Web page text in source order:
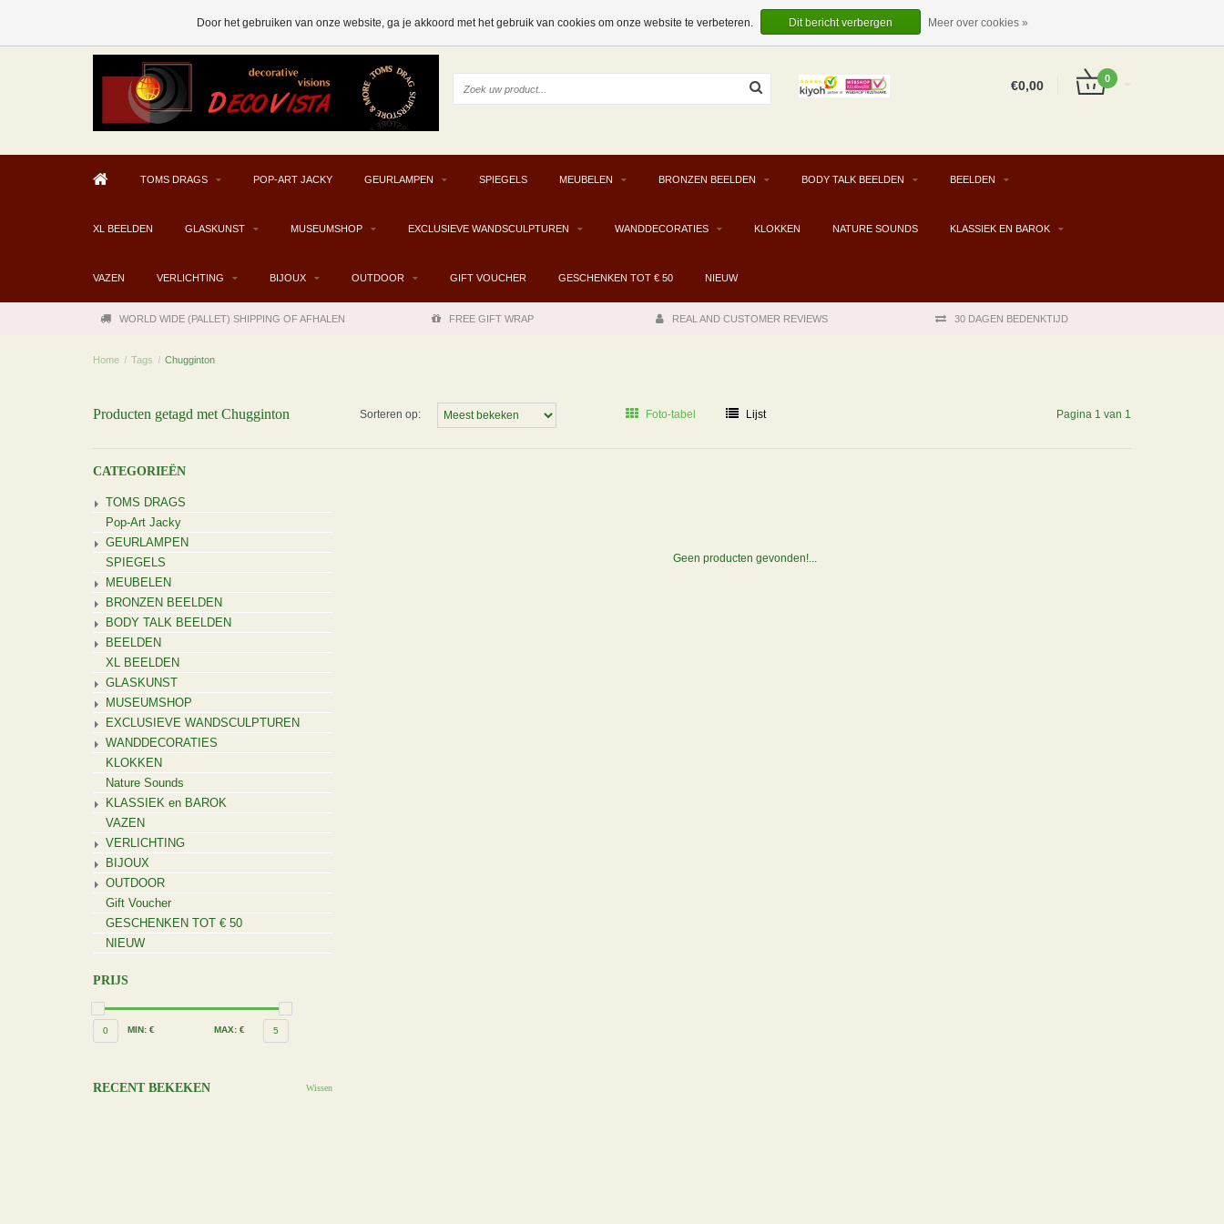
INLOGGEN
EUR
€0,00 0
TOMS DRAGS POP-ART JACKY GEURLAMPEN SPIEGELS MEUBELEN BRONZEN BEELDEN BODY TALK BEELDEN BEELDEN
XL BEELDEN GLASKUNST MUSEUMSHOP EXCLUSIEVE WANDSCULPTUREN WANDDECORATIES KLOKKEN NATURE SOUNDS KLASSIEK EN BAROK
VAZEN VERLICHTING BIJOUX OUTDOOR GIFT VOUCHER GESCHENKEN TOT € 50 NIEUW
WORLD WIDE (PALLET) SHIPPING OF AFHALEN FREE GIFT WRAP REAL AND CUSTOMER REVIEWS 30 DAGEN BEDENKTIJD
Home / Tags / Chugginton
Producten getagd met Chugginton Sorteren op: Foto-tabel Lijst Pagina 1 van 1
CATEGORIEËN
TOMS DRAGS
Pop-Art Jacky
GEURLAMPEN
SPIEGELS
MEUBELEN
BRONZEN BEELDEN
BODY TALK BEELDEN
BEELDEN
XL BEELDEN
GLASKUNST
MUSEUMSHOP
EXCLUSIEVE WANDSCULPTUREN
WANDDECORATIES
KLOKKEN
Nature Sounds
KLASSIEK en BAROK
VAZEN
VERLICHTING
BIJOUX
OUTDOOR
Gift Voucher
GESCHENKEN TOT € 50
NIEUW
PRIJS
0 MIN: € MAX: € 5
RECENT BEKEKEN Wissen
Geen producten gevonden!...
Door het gebruiken van onze website, ga je akkoord met het gebruik van cookies om onze website te verbeteren. Dit bericht verbergen Meer over cookies »